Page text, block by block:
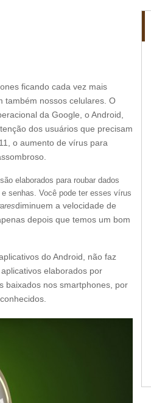
ficando cada vez mais
também nossos celulares. O
da Google, o Android,
dos usuários que precisam
o aumento de vírus para
elaborados para roubar dados
senhas. Você pode ter esses vírus
diminuem a velocidade de
depois que temos um bom
do Android, não faz
elaborados por
baixados nos smartphones, por